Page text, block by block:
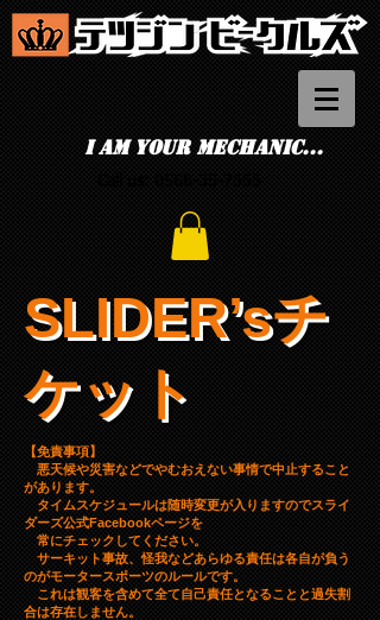
I am your mechanic...
SLIDER’sチ
ケット
【免責事項】
悪天候や災害などでやむおえない事情で中止すること
があります。
タイムスケジュールは随時変更が入りますのでスライ
ダーズ公式Facebookページを
常にチェックしてください。
サーキット事故、怪我などあらゆる責任は各自が負う
のがモータースポーツのルールです。
これは観客を含めて全て自己責任となることと過失割
合は存在しません。